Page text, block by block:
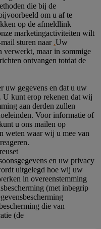
die bij de
om u af te
op de afmeldlink
marketingactiviteiten wilt
sturen naar .Uw
verwerkt, maar in sommige
ontvangen totdat de
uw gegevens en dat u uw
U kunt erop rekenen dat wij
aan derden zullen
Voor informatie of
u ons mailen op
weten waar wij u mee van
en uw privacy
uitgelegd hoe wij uw
in overeenstemming
(met inbegrip
die van
(de